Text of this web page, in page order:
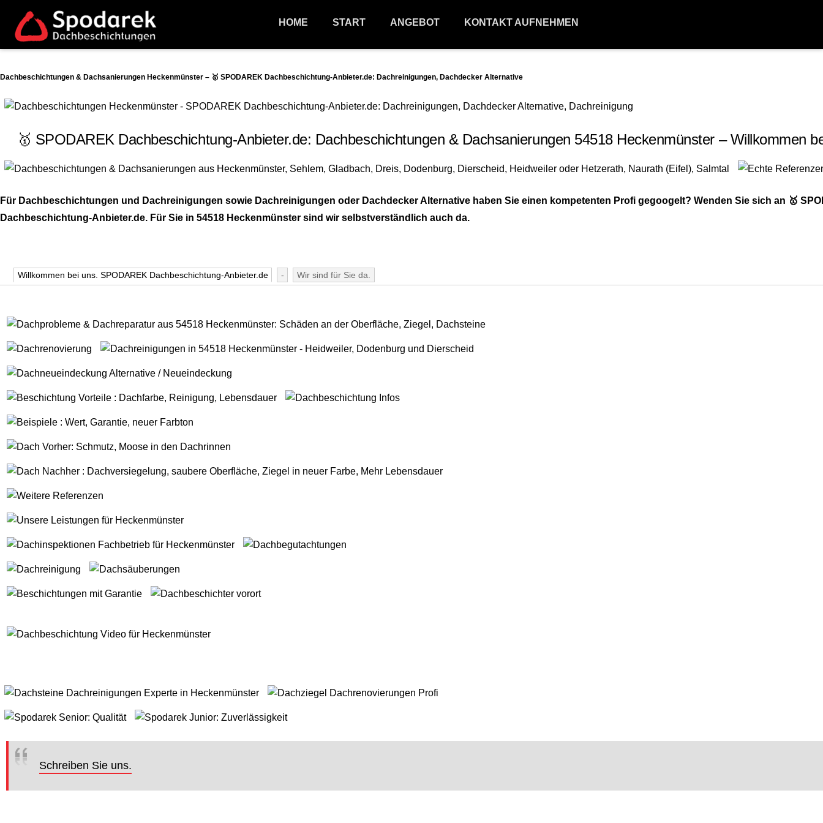
HOME START ANGEBOT KONTAKT AUFNEHMEN
Dachbeschichtungen & Dachsanierungen Heckenmünster – 🥇 SPODAREK Dachbeschichtung-Anbieter.de: Dachreinigungen, Dachdecker Alternative
🥇 SPODAREK Dachbeschichtung-Anbieter.de: Dachbeschichtungen & Dachsanierungen 54518 Heckenmünster – Willkommen
Für Dachbeschichtungen und Dachreinigungen sowie Dachreinigungen oder Dachdecker Alternative haben Sie einen kompetenten Profi gegoogelt? Wenden Sie sich an 🥇
Dachbeschichtung-Anbieter.de. Für Sie in 54518 Heckenmünster sind wir selbstverständlich auch da.
Willkommen bei uns. SPODAREK Dachbeschichtung-Anbieter.de - Wir sind für Sie da.
Schreiben Sie uns.